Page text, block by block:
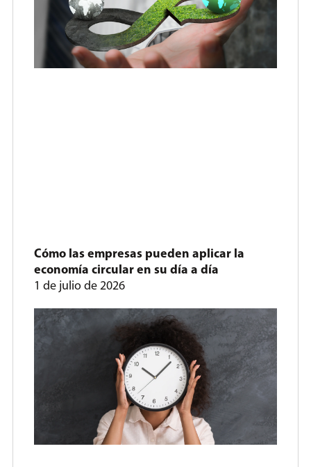
Cómo las empresas pueden aplicar la
economía circular en su día a día
1 de julio de 2026